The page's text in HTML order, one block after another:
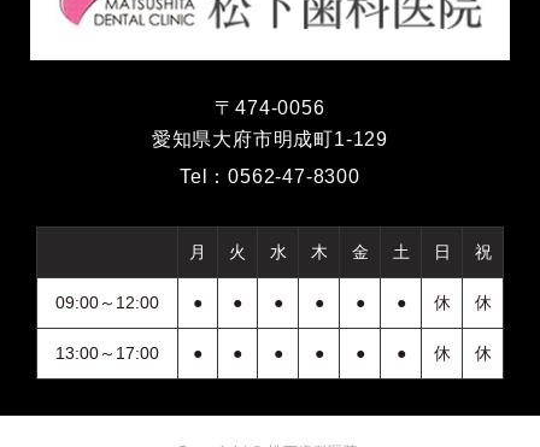
〒474-0056
愛知県大府市明成町1-129
Tel：0562-47-8300
月 火 水 木 金 土 日 祝
09:00～12:00 ● ● ● ● ● ● 休 休
13:00～17:00 ● ● ● ● ● ● 休 休